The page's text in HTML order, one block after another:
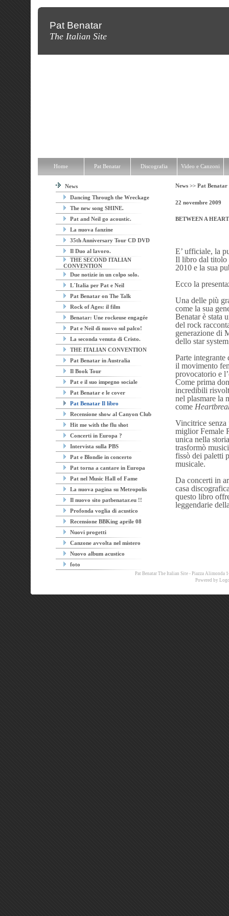
Pat Benatar
The Italian Site
News
Dancing Through the Wreckage
The new song SHINE.
Pat and Neil go acoustic.
La nuova fanzine
35th Anniversary Tour CD DVD
Il Duo al lavoro.
THE SECOND ITALIAN
CONVENTION
Due notizie in un colpo solo.
L´Italia per Pat e Neil
Pat Benatar on The Talk
Rock of Ages: il film
Benatar: Une rockeuse engagée
Pat e Neil di nuovo sul palco!
La seconda venuta di Cristo.
THE ITALIAN CONVENTION
Pat Benatar in Australia
Il Book Tour
Pat e il suo impegno sociale
Pat Benatar e le cover
Pat Benatar Il libro
Recensione show al Canyon Club
Hit me with the flu shot
Concerti in Europa ?
Intervista sulla PBS
Pat e Blondie in concerto
Pat torna a cantare in Europa
Pat nel Music Hall of Fame
La nuova pagina su Metropolis
Il nuovo sito patbenatar.eu !!
Profonda voglia di acustico
Recensione BBKing aprile 08
Nuovi progetti
Canzone avvolta nel mistero
Nuovo album acustico
foto
News >> Pat
22 novembre 2009
BETWEEN A
E’ ufficiale, la
Il libro dal titolo
2010 e la sua
Ecco la
Una delle più
come la sua
Benatar è stata
del rock
generazione di
dello star
Parte
il movimento
provocatorio e
Come prima
incredibili
nel plasmare la
come
Vincitrice senza
miglior Female
unica nella
trasformò
fissò dei paletti
musicale.
Da concerti in
casa
questo libro
leggendarie
Pat Benatar The Italian Site - Piazza Alimonda
Powered by
Home Pat Benatar Discografia Video e Canzoni